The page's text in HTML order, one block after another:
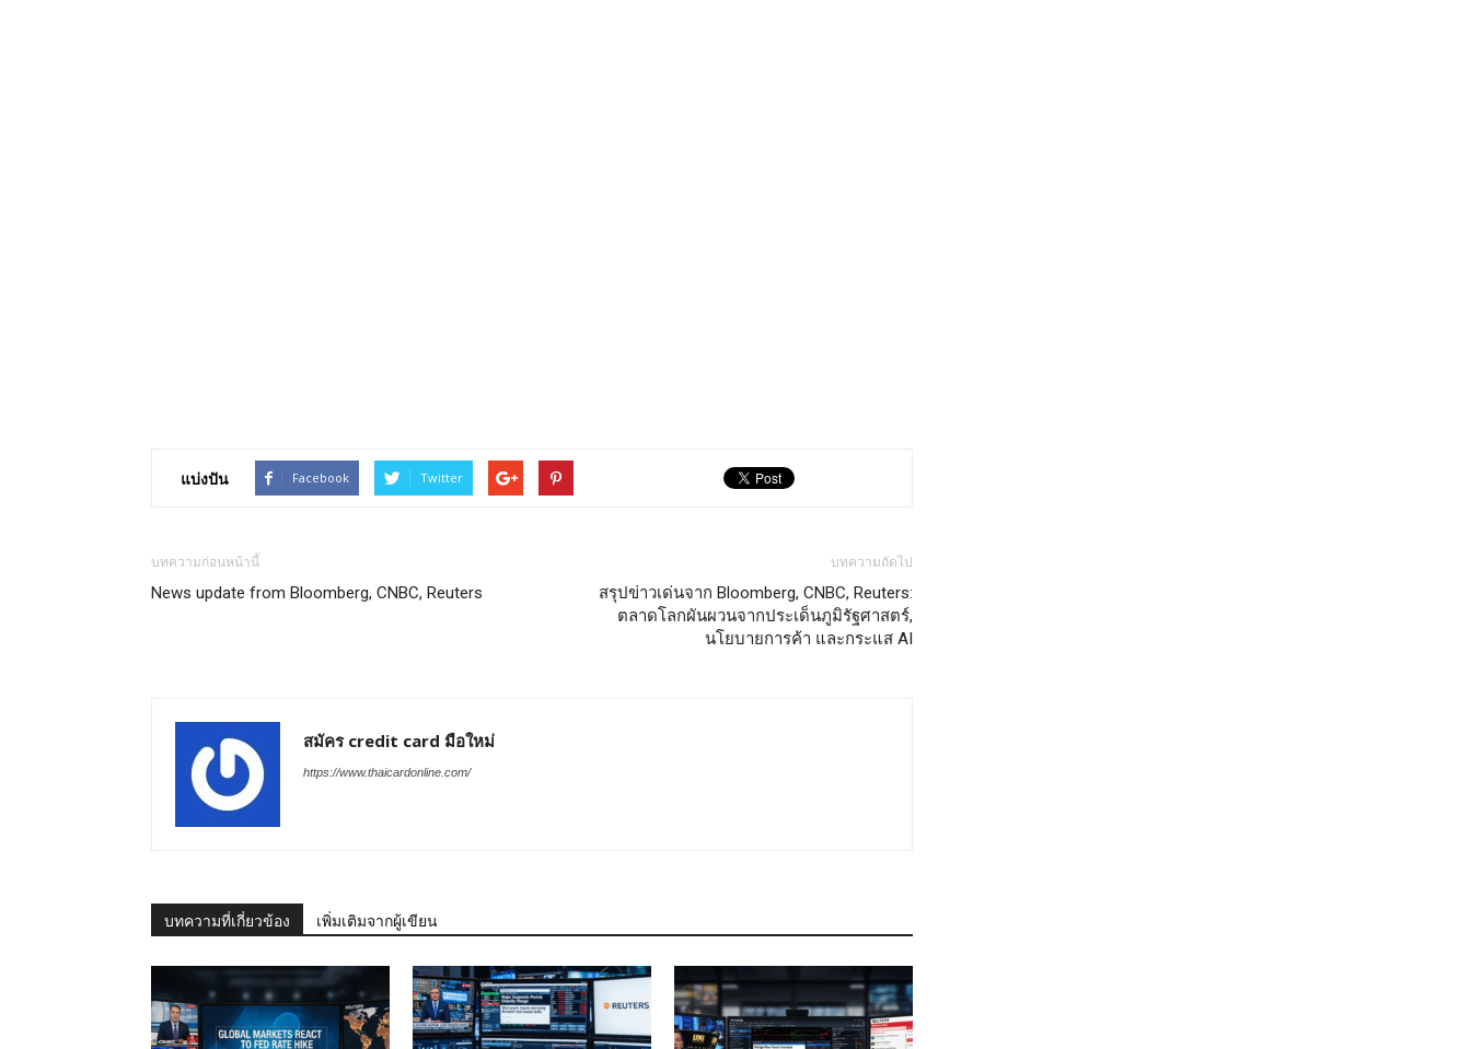
แบ่งปัน Facebook Twitter
บทความก่อนหน้านี้
News update from Bloomberg, CNBC, Reuters
บทความถัดไป
สรุปข่าวเด่นจาก Bloomberg, CNBC, Reuters:
ตลาดโลกผันผวนจากประเด็นภูมิรัฐศาสตร์,
นโยบายการค้า และกระแส AI
สมัคร credit card มือใหม่
https://www.thaicardonline.com/
บทความที่เกี่ยวข้อง เพิ่มเติมจากผู้เขียน